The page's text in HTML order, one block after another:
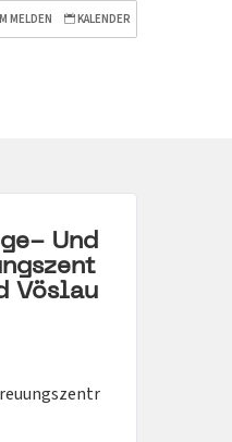
MELDEN KALENDER
Und
Vöslau